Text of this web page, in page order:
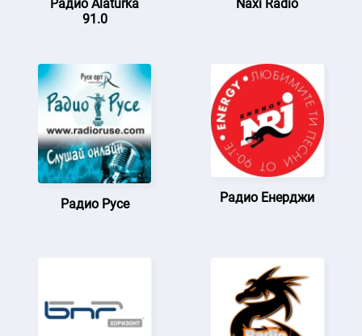
Радио Alaturka
91.0
Naxi Radio
Радио Русе Радио Енерджи